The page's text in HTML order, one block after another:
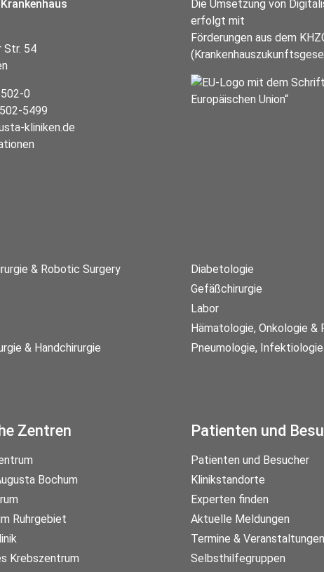
Str. 54
0
5499
kliniken.de
Die Umsetzung von
erfolgt mit
Förderungen aus dem
& Robotic Surgery
Diabetologie
Gefäßchirurgie
Labor
Hämatologie, Onkologie &
& Handchirurgie
Pneumologie, Infektiologie
Zentren
Bochum
Ruhrgebiet
Krebszentrum
Patienten und
Patienten und Besucher
Klinikstandorte
Experten finden
Aktuelle Meldungen
Termine & Veranstaltungen
Selbsthilfegruppen